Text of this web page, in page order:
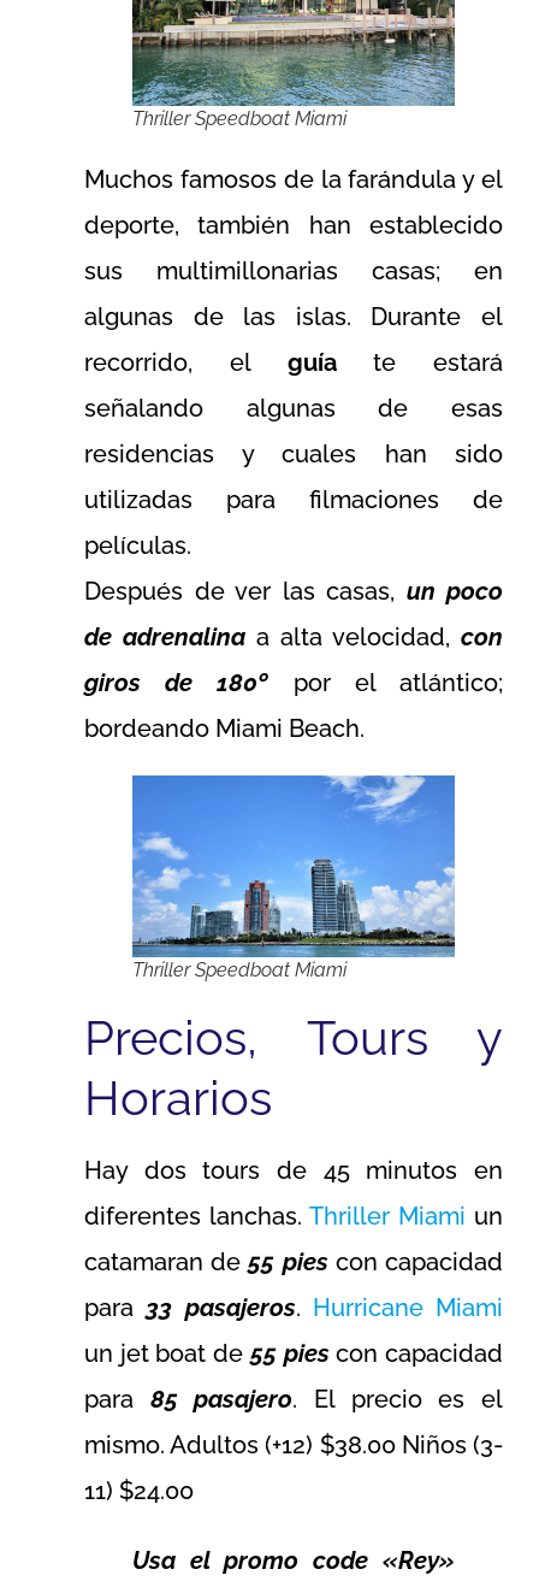
Thriller Speedboat Miami
Muchos famosos de la farándula y el
deporte, también han establecido
sus multimillonarias casas; en
algunas de las islas. Durante el
recorrido, el guíate estará
señalando algunas de esas
residencias y cuales han sido
utilizadas para filmaciones de
películas.
Después de ver las casas, un poco
de adrenalina a alta velocidad, con
giros de 180º por el atlántico;
bordeando Miami Beach.
Thriller Speedboat Miami
Precios, Tours y
Horarios
Hay dos tours de 45 minutos en
diferentes lanchas. Thriller Miami un
catamaran de55 piescon capacidad
para 33 pasajeros. Hurricane Miami
un jet boat de 55 piescon capacidad
para 85 pasajero. El precio es el
mismo. Adultos (+12) $38.00 Niños (3-
11) $24.00
Usa el promo code «Rey»